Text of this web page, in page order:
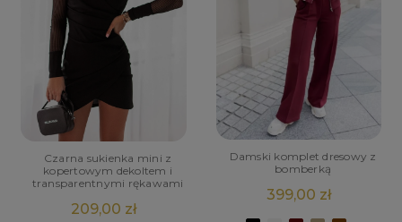
Czarna sukienka mini z
kopertowym dekoltem i
transparentnymi rękawami
209,00 zł
Damski komplet dresowy z
bomberką
399,00 zł